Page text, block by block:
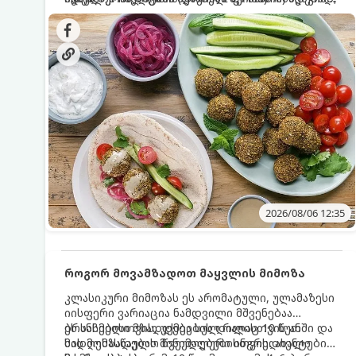
სალათებთან ერთად ან ტახინის (სესამის)
სოუსთან მირთმევისთვის.
იდეალურად შეინარჩუნოს და არ დაიშალოს.
დრო: 10–15 წუთი ულუფა: 20–24 ცალი ბურთულა
(4–6 პორცია)
2026/08/06 12:35
როგორ მოვამზადოთ მაყვლის მიმოზა
კლასიკური მიმოზას ეს არომატული, ულამაზესი
იისფერი ვარიაცია ნამდვილი მშვენებაა
ბრანჩებისთვის, უქმეების დილისთვის ან
სადღესასწაულო წვეულებებისთვის. ახალი
ეს სასმელი მზადდება სულ რაღაც 10 წუთში და
მის მომზადებას მინიმალური ინგრედიენტები